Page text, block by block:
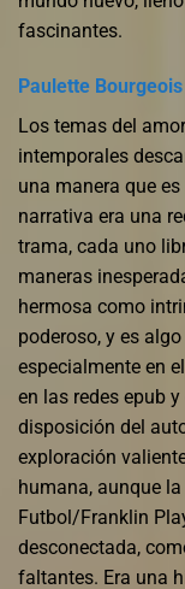
fascinantes.
Paulette
Los temas del
intemporales
una manera que
narrativa era una
trama, cada uno
maneras
hermosa como
poderoso, y es
especialmente en
en las redes epub
disposición del
exploración
humana, aunque
Futbol/Franklin
desconectada,
faltantes. Era una